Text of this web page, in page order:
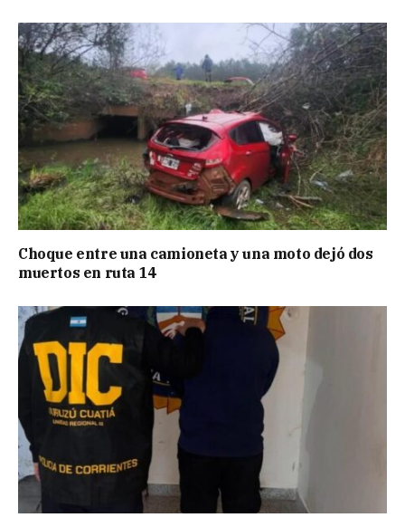
Choque entre una camioneta y una moto dejó dos
muertos en ruta 14